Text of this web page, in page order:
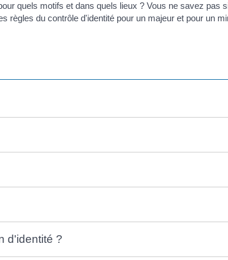
quels motifs et dans quels lieux ? Vous ne savez
règles du contrôle d'identité pour un majeur et pour un
d'identité ?